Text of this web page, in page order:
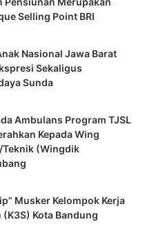
Selling Point BRI
Nasional Jawa Barat
Sekaligus
Sunda
Ambulans Program TJSL
Kepada Wing
(Wingdik
Musker Kelompok Kerja
(K3S) Kota Bandung